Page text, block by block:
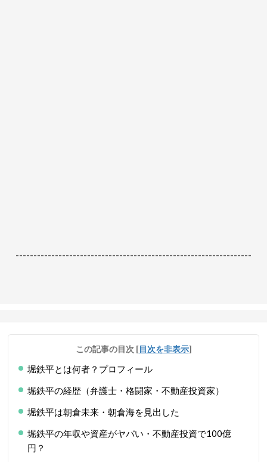
------------------------------------------------------------------
この記事の目次 [目次を非表示]
堀鉄平とは何者？プロフィール
堀鉄平の経歴（弁護士・格闘家・不動産投資家）
堀鉄平は朝倉未来・朝倉海を見出した
堀鉄平の年収や資産がヤバい・不動産投資で100億
円？